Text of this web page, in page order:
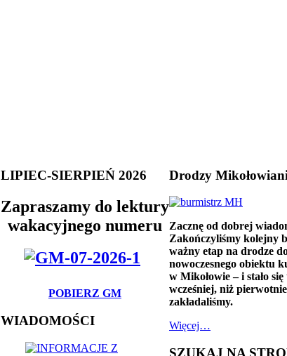
LIPIEC-SIERPIEŃ 2026
Zapraszamy do lektury
wakacyjnego numeru
POBIERZ GM
WIADOMOŚCI
Drodzy
Zacznę od dobrej
Zakończyliśmy kolejny
ważny etap na drodze
nowoczesnego obiektu
w Mikołowie – i stało się
wcześniej, niż pierwotnie
zakładaliśmy.
Więcej…
SZUKAJ NA